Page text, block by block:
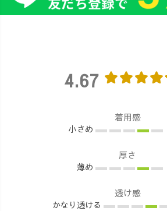
4.67
着用感
小さめ
厚さ
薄め
透け感
かなり透ける